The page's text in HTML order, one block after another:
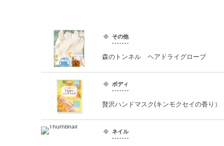
その他
森のトンネル ヘアドライグローブ
ボディ
贅沢ハンドマスク(キンモクセイの香り）
ネイル